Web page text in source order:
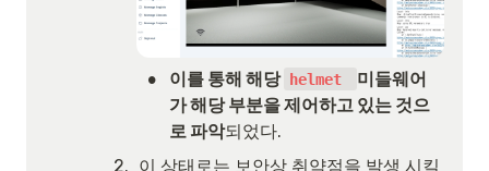
• 이를 통해 해당 helmet
미들웨어
가 해당 부분을 제어하고 있는 것으
로 파악되었다.
2. 이 상태로는 보안상 취약점을 발생 시킬